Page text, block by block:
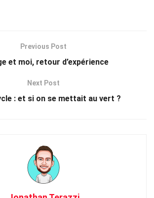
Previous Post
et moi, retour d’expérience
Next Post
: et si on se mettait au vert ?